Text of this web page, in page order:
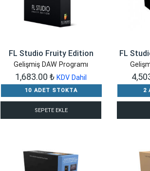
FL Studio Fruity Edition
Gelişmiş DAW Programı
1,683.00 ₺ KDV Dahil
10 ADET STOKTA
SEPETE EKLE
FL
2